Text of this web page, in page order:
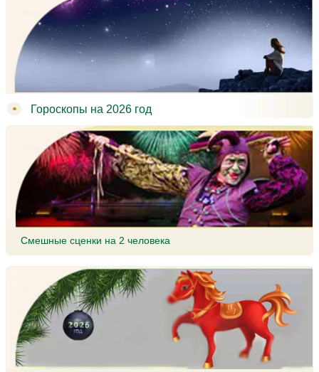
Гороскопы на 2026 год
Смешные сценки на 2 человека